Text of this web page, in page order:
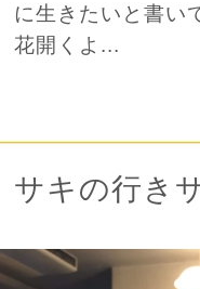
に生きたいと書い
花開くよ...
サキの行き